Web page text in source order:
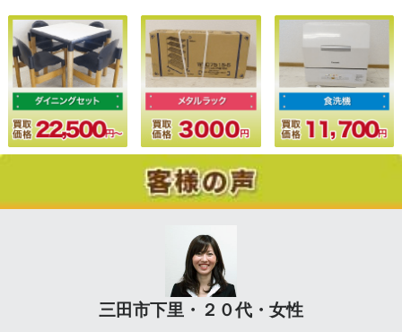
三田市下里・２０代・女性